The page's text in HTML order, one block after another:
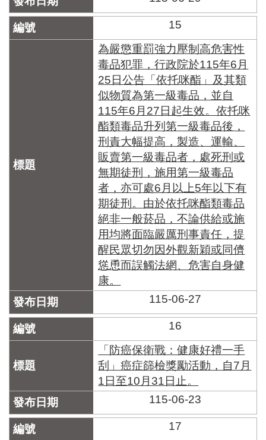
15
為嚴懲重罰強力壓制高危害性
毒品犯罪，行政院於115年6月
25日公告「依托咪酯」及其類
似物質為第一級毒品，並自
115年6月27日起生效。依托咪
酯類毒品升列第一級毒品後，
刑責大幅提高，製造、運輸、
販賣第一級毒品者，處死刑或
無期徒刑，施用第一級毒品
者，亦可處6月以上5年以下有
期徒刑。由於依托咪酯類毒品
絕非一般菸品，不論供給或施
用均將面臨嚴厲刑事責任，提
醒民眾切勿因外觀新穎或同儕
慫恿而誤觸法網、危害自身健
康。
115-06-27
16
「防癌保衛戰：健康好禮一手
刮」癌症篩檢獎勵活動，自7月
1日至10月31日止。
115-06-23
17